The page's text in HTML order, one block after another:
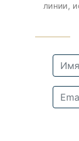
линии, используется при проблеме